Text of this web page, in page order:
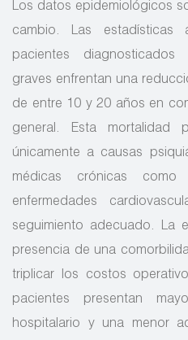
Los datos epidemiológicos
cambio. Las estadísticas
pacientes
graves enfrentan una
de entre 10 y 20 años en
general. Esta mortalidad
únicamente a causas
médicas crónicas
enfermedades
seguimiento adecuado. La
presencia de una
triplicar los costos
pacientes presentan
hospitalario y una menor